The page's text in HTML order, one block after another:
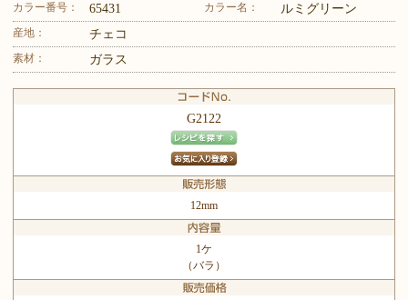
カラー番号： 65431 カラー名： ルミグリーン
産地： チェコ
素材： ガラス
G2122
12mm
1ケ
（バラ）